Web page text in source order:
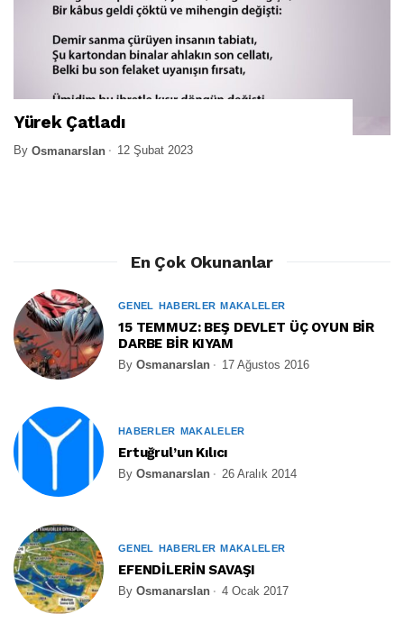
Yürek Çatladı
By Osmanarslan 12 Şubat 2023
En Çok Okunanlar
GENEL HABERLER MAKALELER
15 TEMMUZ: BEŞ DEVLET ÜÇ OYUN BİR
DARBE BİR KIYAM
By Osmanarslan 17 Ağustos 2016
HABERLER MAKALELER
Ertuğrul’un Kılıcı
By Osmanarslan 26 Aralık 2014
GENEL HABERLER MAKALELER
EFENDİLERİN SAVAŞI
By Osmanarslan 4 Ocak 2017